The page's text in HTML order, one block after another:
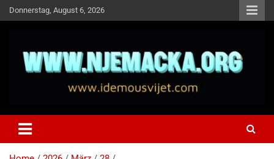
Skip
to
Donnerstag, August 6, 2026
Idemo u Svijet-Njemacka!